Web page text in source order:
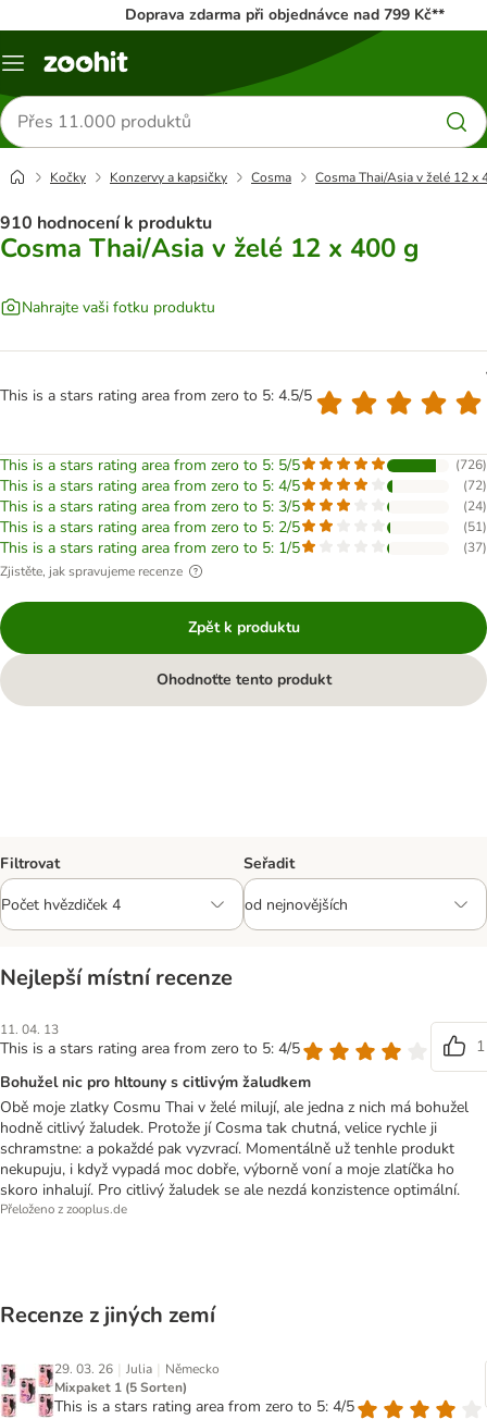
Doprava zdarma při objednávce nad 799 Kč**
Menu
Hledat
produkty
Kočky Konzervy a kapsičky Cosma Cosma Thai/Asia v želé 12 x
910 hodnocení k produktu
Cosma Thai/Asia v želé 12 x 400 g
Nahrajte vaši fotku produktu
This is a stars rating area from zero to 5: 4.5/5
This is a stars rating area from zero to 5: 5/5 (726)
This is a stars rating area from zero to 5: 4/5 (72)
This is a stars rating area from zero to 5: 3/5 (24)
This is a stars rating area from zero to 5: 2/5 (51)
This is a stars rating area from zero to 5: 1/5 (37)
Zjistěte, jak spravujeme recenze
Zpět k produktu
Ohodnoťte tento produkt
Filtrovat Seřadit
Nejlepší místní recenze
11. 04. 13
This is a stars rating area from zero to 5: 4/5
1
Bohužel nic pro hltouny s citlivým žaludkem
Obě moje zlatky Cosmu Thai v želé milují, ale jedna z nich má bohužel
hodně citlivý žaludek. Protože jí Cosma tak chutná, velice rychle ji
schramstne: a pokaždé pak vyzvrací. Momentálně už tenhle produkt
nekupuju, i když vypadá moc dobře, výborně voní a moje zlatíčka ho
skoro inhalují. Pro citlivý žaludek se ale nezdá konzistence optimální.
Přeloženo z zooplus.de
Recenze z jiných zemí
29. 03. 26 | Julia | Německo
Mixpaket 1 (5 Sorten)
This is a stars rating area from zero to 5: 4/5